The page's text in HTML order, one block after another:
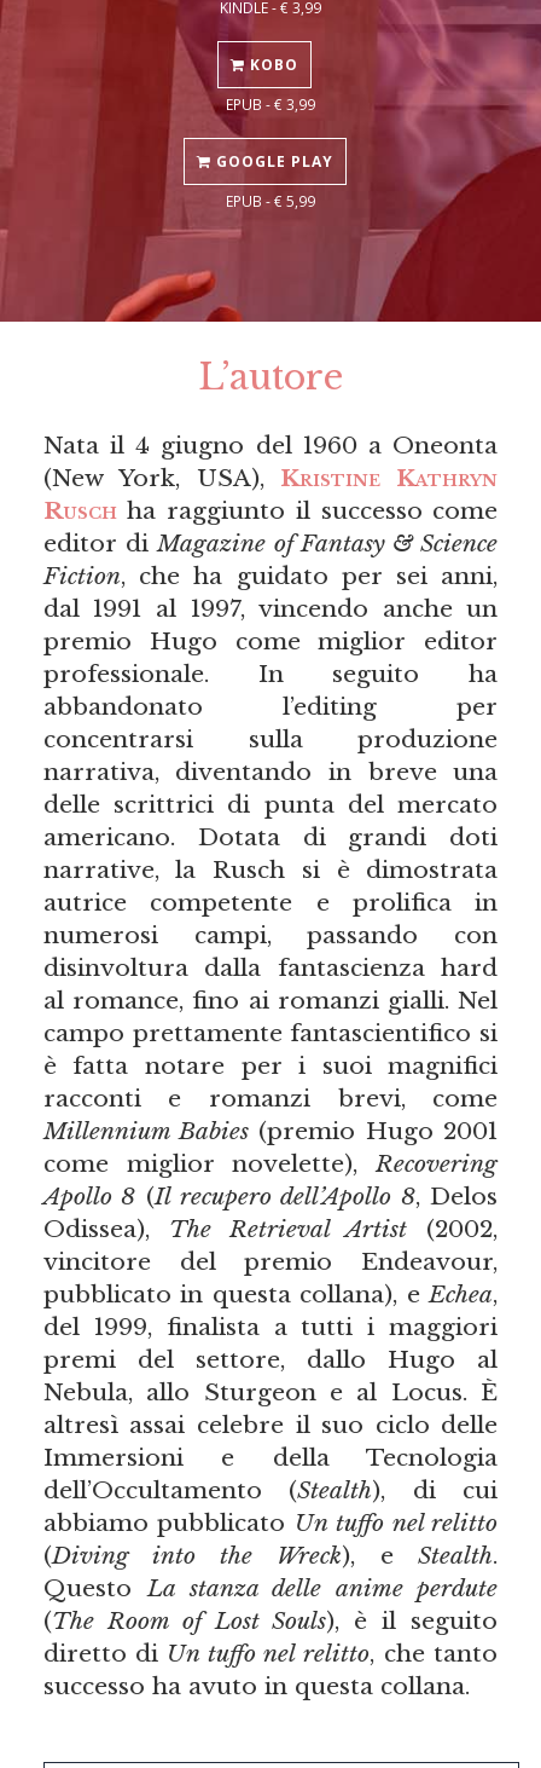
KINDLE - € 3,99
KOBO
EPUB - € 3,99
GOOGLE PLAY
EPUB - € 5,99
L’autore
Nata il 4 giugno del 1960 a Oneonta
(New York, USA), Kristine Kathryn
Ruschha raggiunto il successo come
editor diMagazine of Fantasy & Science
Fiction, che ha guidato per sei anni,
dal 1991 al 1997, vincendo anche un
premio Hugo come miglior editor
professionale. In seguito ha
abbandonato l’editing per
concentrarsi sulla produzione
narrativa, diventando in breve una
delle scrittrici di punta del mercato
americano. Dotata di grandi doti
narrative, la Rusch si è dimostrata
autrice competente e prolifica in
numerosi campi, passando con
disinvoltura dalla fantascienza hard
al romance, fino ai romanzi gialli. Nel
campo prettamente fantascientifico si
è fatta notare per i suoi magnifici
racconti e romanzi brevi, come
Millennium Babies (premio Hugo 2001
come miglior novelette),Recovering
Apollo 8 (Il recupero dell’Apollo 8, Delos
Odissea), The Retrieval Artist (2002,
vincitore del premio Endeavour,
pubblicato in questa collana), eEchea,
del 1999, finalista a tutti i maggiori
premi del settore, dallo Hugo al
Nebula, allo Sturgeon e al Locus. È
altresì assai celebre il suo ciclo delle
Immersioni e della Tecnologia
dell’Occultamento (Stealth), di cui
abbiamo pubblicato Un tuffo nel relitto
(Diving into the Wreck), eStealth.
QuestoLa stanza delle anime perdute
(The Room of Lost Souls), è il seguito
diretto di Un tuffo nel relitto, che tanto
successo ha avuto in questa collana.